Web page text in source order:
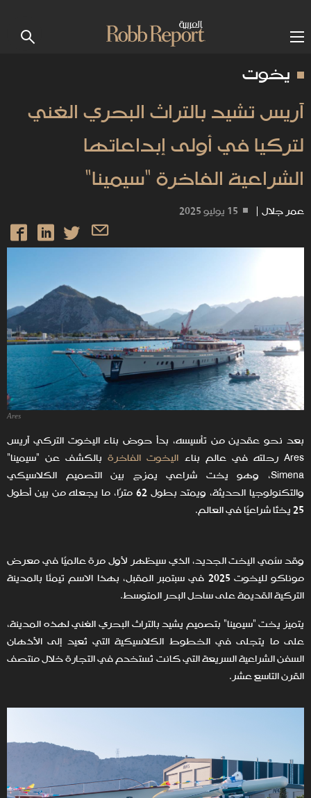
يخوت
آريس تشيد بالتراث البحري الغني
لتركيا في أولى إبداعاتها
الشراعية الفاخرة "سيمينا"
عمر جلال | 15 يوليو 2025
Ares
بعد نحو عقدين من تأسيسه، بدأ حوض بناء اليخوت التركي آريس
Ares رحلته في عالم بناء
اليخوت الفاخرةبالكشف عن "سيمينا"
Simena، وهو يخت شراعي يمزج بين التصميم الكلاسيكي
والتكنولوجيا الحديثة، ويمتد بطول 62 مترًا، ما يجعله من بين أطول
25 يختًا شراعيًا في العالم.
وقد سُمي اليخت الجديد، الذي سيظهر لأول مرة عالميًا في معرض
موناكو لليخوت 2025 في سبتمبر المقبل، بهذا الاسم تيمنًا بالمدينة
التركية القديمة على ساحل البحر المتوسط.
يتميز يخت "سيمينا" بتصميم يشيد بالتراث البحري الغني لهذه المدينة،
على ما يتجلى في الخطوط الكلاسيكية التي تُعيد إلى الأذهان
السفن الشراعية السريعة التي كانت تُستخدم في التجارة خلال منتصف
القرن التاسع عشر.